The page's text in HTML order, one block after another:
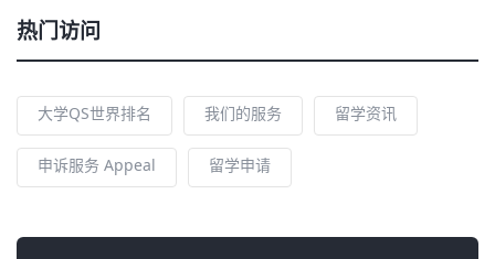
热门访问
大学QS世界排名 我们的服务 留学资讯
申诉服务 Appeal 留学申请